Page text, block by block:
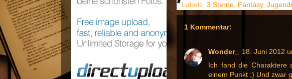
Labels: 3 Sterne Fantasy,
1 Kommentar:
Wonder_
18. Juni 2012
Ich fand die Charaktere
einem Punkt ;) Und zwar